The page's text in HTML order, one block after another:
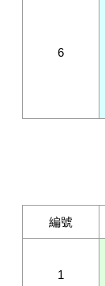
6
編號
1